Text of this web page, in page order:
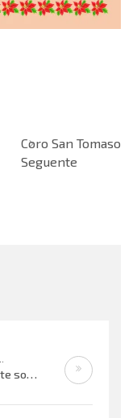
Coro San Tomaso
Seguente
Le tracce audio allegate sono promemoria di percorsi didattici realizzati